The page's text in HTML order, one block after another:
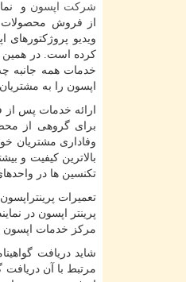
شرکت اپسون و
از فروش محصولات
ویدیو
کرده است. در همین
خدمات همه
اپسون را به
ارائه خدمات پس
برای گروهی از
وفاداری مشتریان
بالاترین کیفیت و
تکنسین ها در
تعمیرات
پرینتر اپسون در
مرکز خدمات اپسون
شاید دریافت
مرتبط با آن دریافت